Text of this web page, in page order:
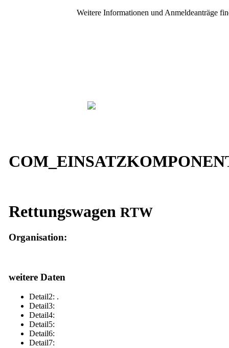
Weitere Informationen und Anmeldeanträge
Rettungswagen RTW
Organisation:
weitere Daten
Detail2: .
Detail3:
Detail4:
Detail5:
Detail6:
Detail7: